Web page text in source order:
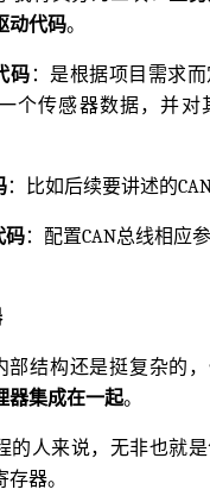
动代码。
码 ：是根据项目需求而
个传感器数据，并对
：比如后续要讲述的
码：配置CAN总线相应
部结构还是挺复杂的，
器集成在一起。
的人来说，无非也就
器。